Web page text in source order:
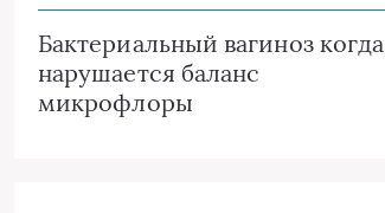
Бактериальный вагиноз когда
нарушается баланс
микрофлоры